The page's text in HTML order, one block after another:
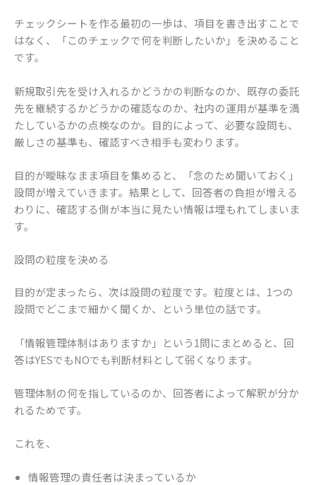
チェックシートを作る最初の一歩は、項目を書き出すことで
はなく、「このチェックで何を判断したいか」を決めること
です。
新規取引先を受け入れるかどうかの判断なのか、既存の委託
先を継続するかどうかの確認なのか、社内の運用が基準を満
たしているかの点検なのか。目的によって、必要な設問も、
厳しさの基準も、確認すべき相手も変わります。
目的が曖昧なまま項目を集めると、「念のため聞いておく」
設問が増えていきます。結果として、回答者の負担が増える
わりに、確認する側が本当に見たい情報は埋もれてしまいま
す。
設問の粒度を決める
目的が定まったら、次は設問の粒度です。粒度とは、1つの
設問でどこまで細かく聞くか、という単位の話です。
「情報管理体制はありますか」という1問にまとめると、回
答はYESでもNOでも判断材料として弱くなります。
管理体制の何を指しているのか、回答者によって解釈が分か
れるためです。
これを、
情報管理の責任者は決まっているか